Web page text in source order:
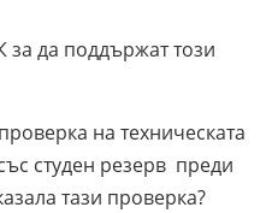
да поддържат този
на техническата
студен резерв преди
тази проверка?